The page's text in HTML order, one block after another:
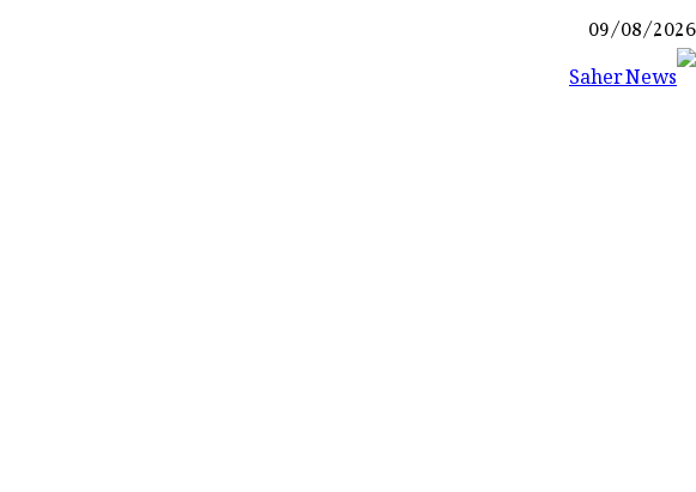
Skip
to
09/08/2026